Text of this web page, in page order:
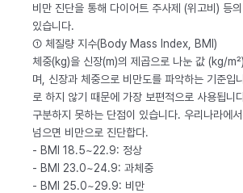
비만 진단을 통해 다이어트 주사제 (위고비) 등
있습니다.
① 체질량 지수(Body Mass Index, BMI)
체중(kg)을 신장(m)의 제곱으로 나눈 값 (kg/
며, 신장과 체중으로 비만도를 파악하는 기준입
로 하지 않기 때문에 가장 보편적으로 사용됩니
구분하지 못하는 단점이 있습니다. 우리나라에
넘으면 비만으로 진단합다.
- BMI 18.5~22.9: 정상
- BMI 23.0~24.9: 과체중
- BMI 25.0~29.9: 비만